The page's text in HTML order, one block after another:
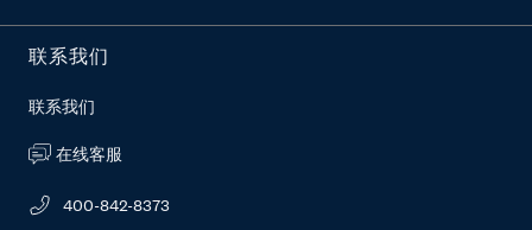
官方授权平台
退货
按地区搜索
联系我们
联系我们
在线客服
400-842-8373